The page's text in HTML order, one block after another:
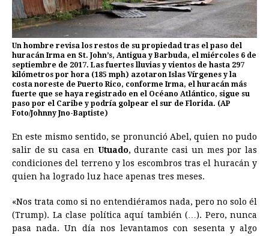
Un hombre revisa los restos de su propiedad tras el paso del
huracán Irma en St. John’s, Antigua y Barbuda, el miércoles 6 de
septiembre de 2017. Las fuertes lluvias y vientos de hasta 297
kilómetros por hora (185 mph) azotaron Islas Vírgenes y la
costa noreste de Puerto Rico, conforme Irma, el huracán más
fuerte que se haya registrado en el Océano Atlántico, sigue su
paso por el Caribe y podría golpear el sur de Florida. (AP
Foto/Johnny Jno-Baptiste)
En este mismo sentido, se pronunció Abel, quien no pudo
salir de su casa en Utuado, durante casi un mes por las
condiciones del terreno y los escombros tras el huracán y
quien ha logrado luz hace apenas tres meses.
«Nos trata como si no entendiéramos nada, pero no solo él
(Trump). La clase política aquí también (…). Pero, nunca
pasa nada. Un día nos levantamos con sesenta y algo